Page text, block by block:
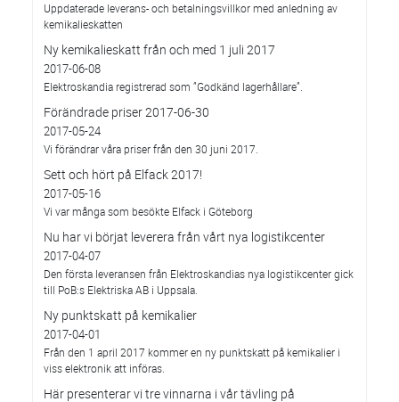
Uppdaterade leverans- och betalningsvillkor med anledning av
kemikalieskatten
Ny kemikalieskatt från och med 1 juli 2017
2017-06-08
Elektroskandia registrerad som ”Godkänd lagerhållare”.
Förändrade priser 2017-06-30
2017-05-24
Vi förändrar våra priser från den 30 juni 2017.
Sett och hört på Elfack 2017!
2017-05-16
Vi var många som besökte Elfack i Göteborg
Nu har vi börjat leverera från vårt nya logistikcenter
2017-04-07
Den första leveransen från Elektroskandias nya logistikcenter gick
till PoB:s Elektriska AB i Uppsala.
Ny punktskatt på kemikalier
2017-04-01
Från den 1 april 2017 kommer en ny punktskatt på kemikalier i
viss elektronik att införas.
Här presenterar vi tre vinnarna i vår tävling på